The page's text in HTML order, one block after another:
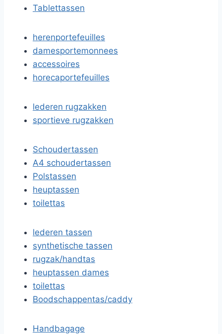
Tablettassen
herenportefeuilles
damesportemonnees
accessoires
horecaportefeuilles
lederen rugzakken
sportieve rugzakken
Schoudertassen
A4 schoudertassen
Polstassen
heuptassen
toilettas
lederen tassen
synthetische tassen
rugzak/handtas
heuptassen dames
toilettas
Boodschappentas/caddy
Handbagage